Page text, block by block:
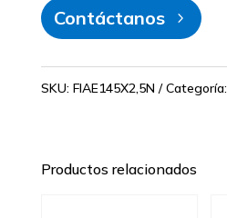
Contáctanos
SKU: FIAE145X2,5N Categoría:
Productos relacionados